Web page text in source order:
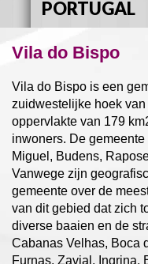
PORTUGAL
Vila do Bispo
Vila do Bispo is een
zuidwestelijke hoek
oppervlakte van 179
inwoners. De
Miguel, Budens,
Vanwege zijn
gemeente over de
van dit gebied dat zich
diverse baaien en de
Cabanas Velhas, Boca
Furnas, Zavial, Ingrina,